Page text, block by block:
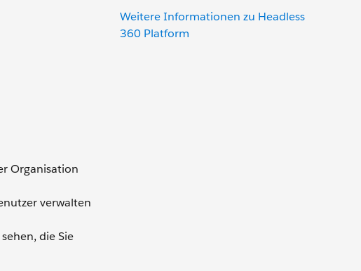
Weitere Informationen zu Headless
360 Platform
Organisation
verwalten
die Sie